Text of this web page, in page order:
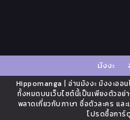
มังงะ
Hippomanga | อ่านมังงะ มังงะออ
ทั้งหมดบนเว็บไซต์นี้เป็นเพียงตัวอ
พลาดเกี่ยวกับภาษา ชื่อตัวละคร แล
โปรดซื้อการ์